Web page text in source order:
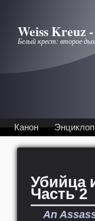
Weiss Kreuz
Белый крест: второе
Канон
Убийца
Часть 2
An